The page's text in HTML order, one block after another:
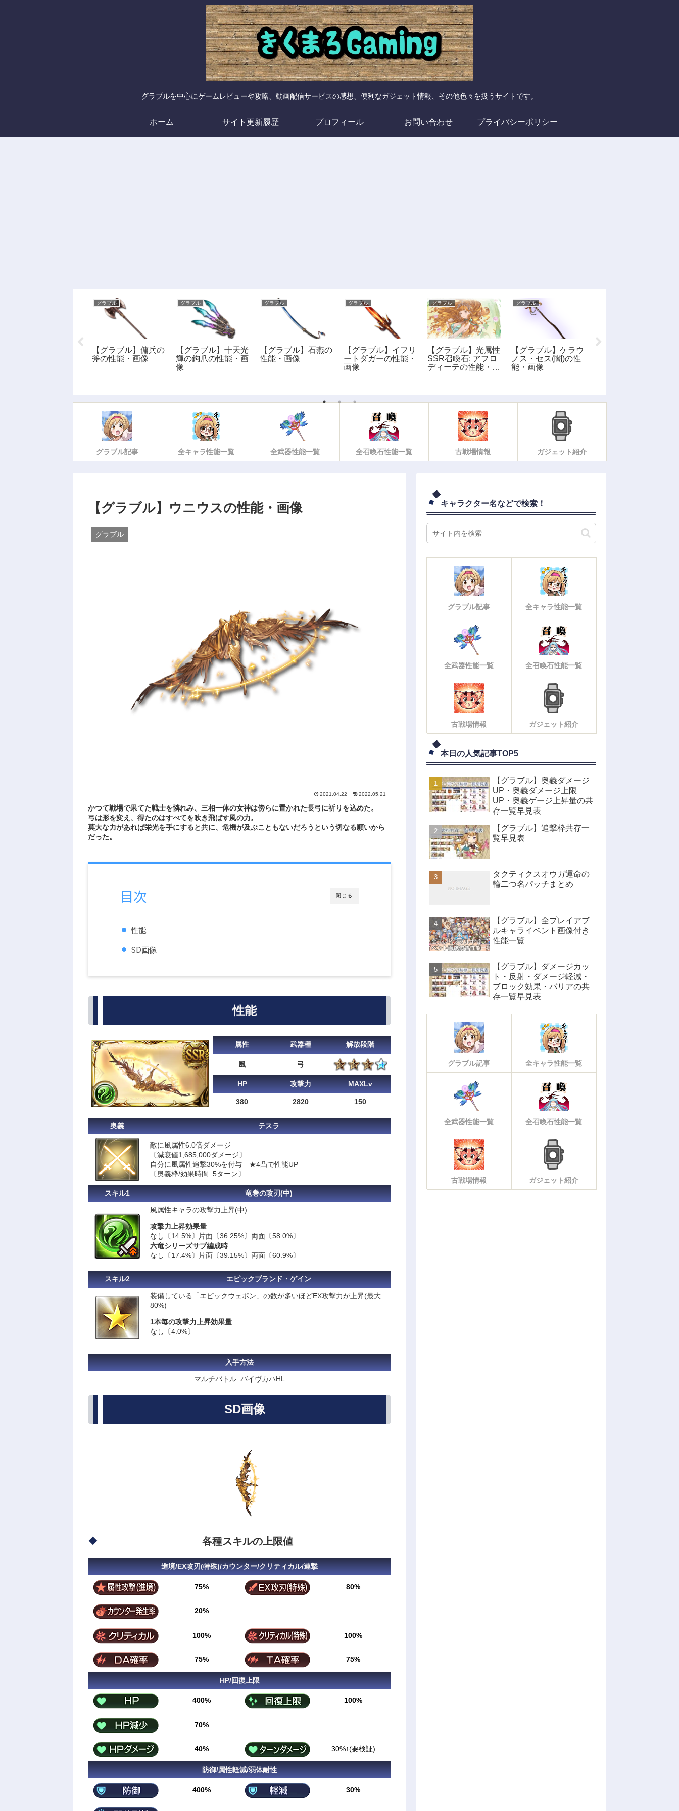
グラブルを中心にゲームレビューや攻略、動画配信サービスの感想、便利なガジェット情報、その他色々を扱うサイトです。
ホーム サイト更新履歴 プロフィール お問い合わせ プライバシーポリシー
グラブル
【グラブル】傭兵の
斧の性能・画像
グラブル
【グラブル】十天光
輝の鉤爪の性能・画
像
グラブル
【グラブル】石燕の
性能・画像
グラブル
【グラブル】イフリ
ートダガーの性能・
画像
グラブル
【グラブル】光属性
SSR召喚石: アフロ
ディーテの性能・画
グラブル
【グラブル】ケラウ
ノス・セス(闇)の性
能・画像
グラブル記事 全キャラ性能一覧 全武器性能一覧 全召喚石性能一覧 古戦場情報 ガジェット紹介
【グラブル】ウニウスの性能・画像
グラブル
2021.04.22 2022.05.21
かつて戦場で果てた戦士を憐れみ、三相一体の女神は傍らに置かれた長弓に祈りを込めた。
弓は形を変え、得たのはすべてを吹き飛ばす風の力。
莫大な力があれば栄光を手にすると共に、危機が及ぶこともないだろうという切なる願いから
だった。
閉じる
目次
性能
SD画像
性能
属性 武器種 解放段階
風 弓
HP 攻撃力 MAXLv
380 2820 150
奥義 テスラ
敵に風属性6.0倍ダメージ
〔減衰値1,685,000ダメージ〕
自分に風属性追撃30%を付与 ★4凸で性能UP
〔奥義枠/効果時間: 5ターン〕
スキル1 竜巻の攻刃(中)
風属性キャラの攻撃力上昇(中)
攻撃力上昇効果量
なし〔14.5%〕片面〔36.25%〕両面〔58.0%〕
六竜シリーズサブ編成時
なし〔17.4%〕片面〔39.15%〕両面〔60.9%〕
スキル2 エピックブランド・ゲイン
装備している「エピックウェポン」の数が多いほどEX攻撃力が上昇(最大
80%)
1本毎の攻撃力上昇効果量
なし〔4.0%〕
入手方法
マルチバトル: バイヴカハHL
SD画像
各種スキルの上限値
進境/EX攻刃(特殊)/カウンター/クリティカル/連撃
75% 80%
20%
100% 100%
75% 75%
HP/回復上限
400% 100%
70%
40% 30%↑(要検証)
防御/属性軽減/弱体耐性
400% 30%
キャラクター名などで検索！
グラブル記事 全キャラ性能一覧
全武器性能一覧 全召喚石性能一覧
古戦場情報 ガジェット紹介
本日の人気記事TOP5
【グラブル】奥義ダメージ
UP・奥義ダメージ上限
UP・奥義ゲージ上昇量の共
存一覧早見表
【グラブル】追撃枠共存一
覧早見表
タクティクスオウガ運命の
輪二つ名パッチまとめ
【グラブル】全プレイアブ
ルキャライベント画像付き
性能一覧
【グラブル】ダメージカッ
ト・反射・ダメージ軽減・
ブロック効果・バリアの共
存一覧早見表
グラブル記事 全キャラ性能一覧
全武器性能一覧 全召喚石性能一覧
古戦場情報 ガジェット紹介